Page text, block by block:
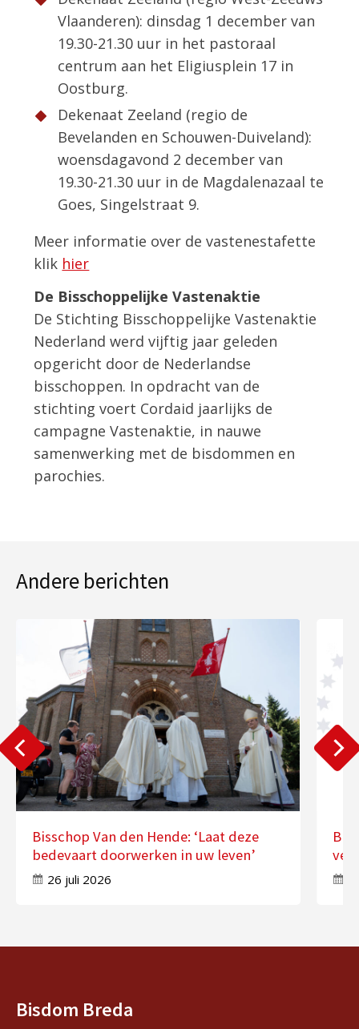
Vlaanderen): dinsdag 1 december van
19.30-21.30 uur in het pastoraal
centrum aan het Eligiusplein 17 in
Oostburg.
Dekenaat Zeeland (regio de
Bevelanden en Schouwen-Duiveland):
woensdagavond 2 december van
19.30-21.30 uur in de Magdalenazaal te
Goes, Singelstraat 9.
Meer informatie over de vastenestafette
klik hier
De Bisschoppelijke Vastenaktie
De Stichting Bisschoppelijke Vastenaktie
Nederland werd vijftig jaar geleden
opgericht door de Nederlandse
bisschoppen. In opdracht van de
stichting voert Cordaid jaarlijks de
campagne Vastenaktie, in nauwe
samenwerking met de bisdommen en
parochies.
Andere berichten
Bisschop Van den Hende: ‘Laat deze
bedevaart doorwerken in uw leven’
26 juli 2026
Bisdom Breda